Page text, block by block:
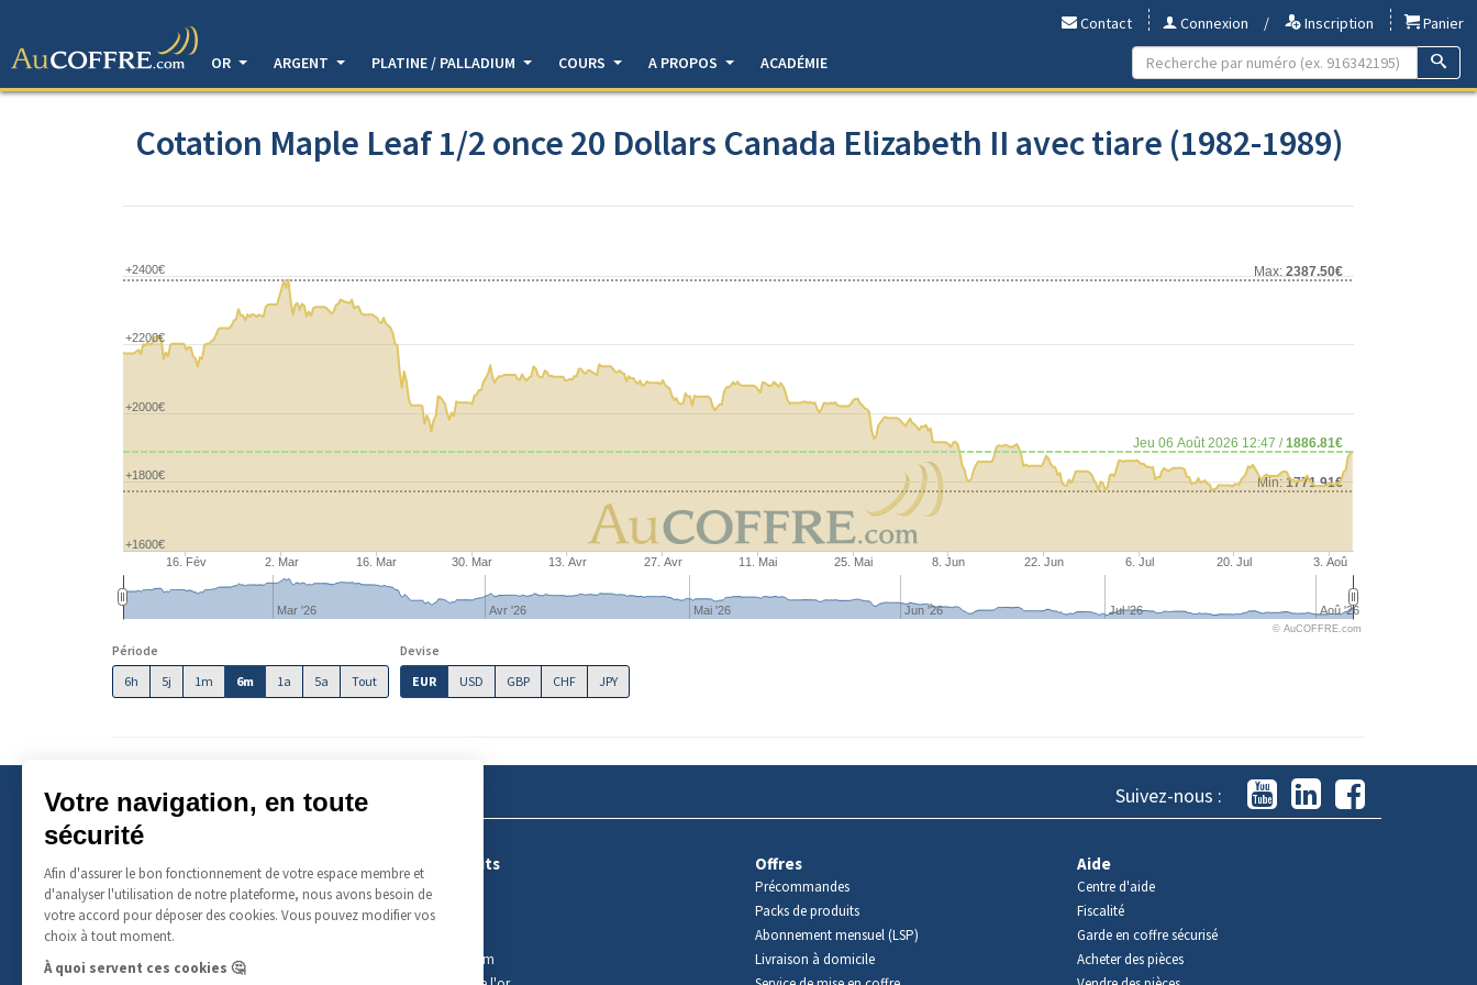
Contact Connexion / Inscription
Panier
OR
ARGENT PLATINE / PALLADIUM COURS A PROPOS ACADÉMIE
Cotation Maple Leaf 1/2 once 20 Dollars Canada Elizabeth II avec tiare (1982-1989)
Min: 1771.91€
Max: 2387.50€
Jeu 06 Août 2026 12:47 /1886.81€
16. Fév 2. Mar 16. Mar 30. Mar 13. Avr 27. Avr 11. Mai 25. Mai 8. Jun 22. Jun 6. Jul 20. Jul 3. Aoû
Mar '26 Avr '26 Mai '26 Jun '26 Jul '26 Aoû '26
+1800€
+2000€
+2200€
+2400€
+1600€
© AuCOFFRE.com
Période
6h
5j 1m 6m 1a 5a Tout
Devise
EUR
USD GBP CHF JPY
Suivez-nous :
A propos
Qui sommes-nous ?
Tarifs
Événements
Contact
Produits
Argent
Palladium
Offres
Précommandes
Packs de produits
Abonnement mensuel (LSP)
Livraison à domicile
Aide
Centre d'aide
Fiscalité
Garde en coffre sécurisé
Acheter des pièces